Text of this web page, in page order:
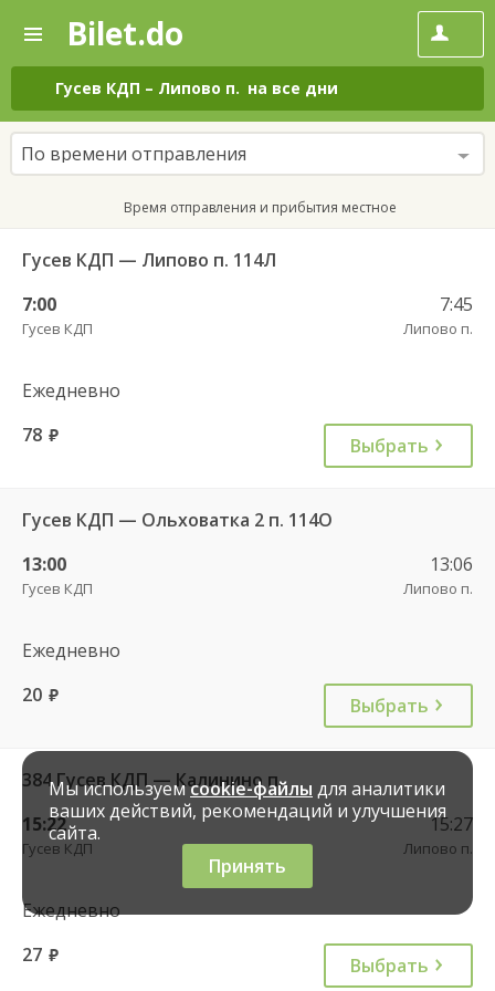
—
Поиск
и
покупка
билетов
на
автобус
онлайн
Bilet.do
Гусев КДП – Липово п. на все дни
По времени отправления
Время отправления и прибытия местное
Гусев КДП — Липово п. 114Л
7:00
Гусев КДП
7:45
Липово п.
Ежедневно
78 руб. Выбрать
Гусев КДП — Ольховатка 2 п. 114О
13:00
Гусев КДП
13:06
Липово п.
Ежедневно
20 руб. Выбрать
384 Гусев КДП — Калинино п.
15:22
Гусев КДП
15:27
Липово п.
Ежедневно
27 руб. Выбрать
Мы используемcookie-файлы для аналитики
ваших действий, рекомендаций и улучшения
сайта.
Принять